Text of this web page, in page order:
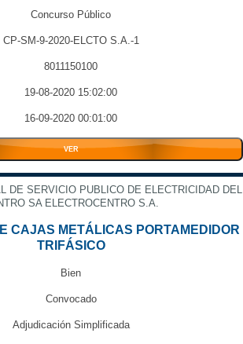
Concurso Público
CP-SM-9-2020-ELCTO S.A.-1
8011150100
19-08-2020 15:02:00
16-09-2020 00:01:00
VER
DE SERVICIO PUBLICO DE ELECTRICIDAD DEL
SA ELECTROCENTRO S.A.
CAJAS METÁLICAS PORTAMEDIDOR
TRIFÁSICO
Bien
Convocado
Adjudicación Simplificada